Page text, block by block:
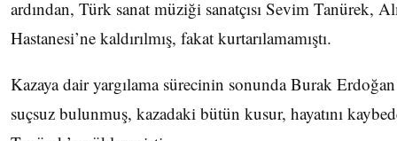
ardından, Türk sanat müziği sanatçısı Sevim Tanürek,
Hastanesi’ne kaldırılmış, fakat kurtarılamamıştı.
Kazaya dair yargılama sürecinin sonunda Burak
suçsuz bulunmuş, kazadaki bütün kusur, hayatını